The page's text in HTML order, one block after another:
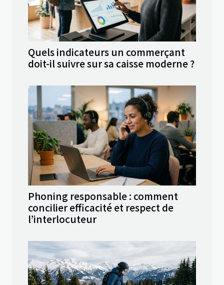
Quels indicateurs un commerçant
doit-il suivre sur sa caisse moderne ?
Phoning responsable : comment
concilier efficacité et respect de
l’interlocuteur